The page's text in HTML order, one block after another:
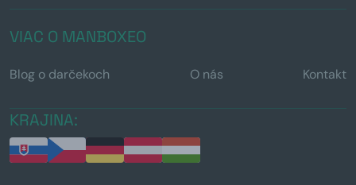
VIAC O MANBOXEO
Blog o darčekoch O nás Kontakt
KRAJINA: